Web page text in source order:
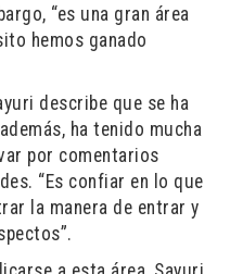
“es una gran área
hemos ganado
describe que se ha
ha tenido mucha
por comentarios
“Es confiar en lo que
la manera de entrar y